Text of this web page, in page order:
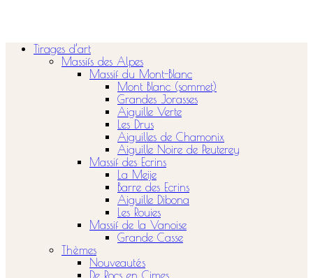
Tirages d’art
Massifs des Alpes
Massif du Mont-Blanc
Mont Blanc (sommet)
Grandes Jorasses
Aiguille Verte
Les Drus
Aiguilles de Chamonix
Aiguille Noire de Peuterey
Massif des Ecrins
La Meije
Barre des Ecrins
Aiguille Dibona
Les Rouies
Massif de la Vanoise
Grande Casse
Thèmes
Nouveautés
De Rocs en Cimes